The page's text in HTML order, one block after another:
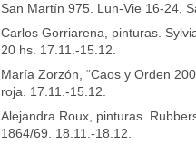
San Martín 975. Lun-Vie 16-24,
Carlos Gorriarena, pinturas.
20 hs. 17.11.-15.12.
María Zorzón, “Caos y Orden
roja. 17.11.-15.12.
Alejandra Roux, pinturas.
1864/69. 18.11.-18.12.